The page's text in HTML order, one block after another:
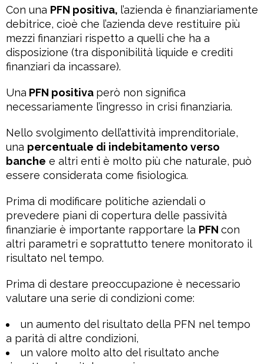
Con una PFN positiva, l’azienda è finanziariamente
debitrice, cioè che l’azienda deve restituire più
mezzi finanziari rispetto a quelli che ha a
disposizione (tra disponibilità liquide e crediti
finanziari da incassare).
Una PFN positiva però non significa
necessariamente l’ingresso in crisi finanziaria.
Nello svolgimento dell’attività imprenditoriale,
una percentuale di indebitamento verso
banche e altri enti è molto più che naturale, può
essere considerata come fisiologica.
Prima di modificare politiche aziendali o
prevedere piani di copertura delle passività
finanziarie è importante rapportare la PFN con
altri parametri e soprattutto tenere monitorato il
risultato nel tempo.
Prima di destare preoccupazione è necessario
valutare una serie di condizioni come:
un aumento del risultato della PFN nel tempo
a parità di altre condizioni,
un valore molto alto del risultato anche